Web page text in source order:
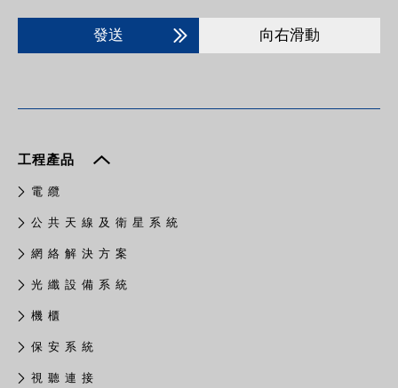
發送 向右滑動
工程產品
電 纜
公 共 天 線 及 衛 星 系 統
網 絡 解 決 方 案
光 纖 設 備 系 統
機 櫃
保 安 系 統
視 聽 連 接